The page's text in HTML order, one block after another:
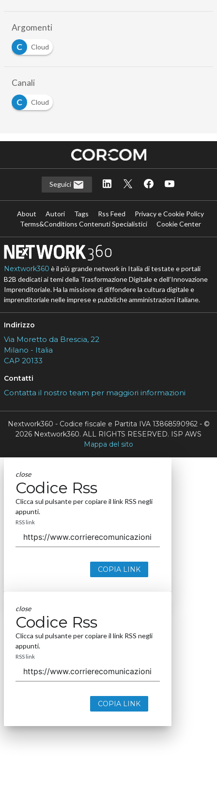
Argomenti
C
Cloud
Canali
C
Cloud
Seguici
About Autori Tags Rss Feed
Privacy e Cookie Policy
Terms&Conditions Contenuti Specialistici
Cookie Center
Nextwork360 è il più grande network in Italia di testate e portali
B2B dedicati ai temi della Trasformazione Digitale e dell’Innovazione
Imprenditoriale. Ha la missione di diffondere la cultura digitale e
imprenditoriale nelle imprese e pubbliche amministrazioni italiane.
Indirizzo
Via Moretto da Brescia, 22
Milano - Italia
CAP 20133
Contatti
Contatta il nostro team per maggiori informazioni
Nextwork360 - Codice fiscale e Partita IVA 13868590962 - ©
2026 Nextwork360. ALL RIGHTS RESERVED. ISP AWS
Mappa del sito
close
Codice Rss
Clicca sul pulsante per copiare il link RSS negli
appunti.
RSS link
COPIA LINK
close
Codice Rss
Clicca sul pulsante per copiare il link RSS negli
appunti.
RSS link
COPIA LINK